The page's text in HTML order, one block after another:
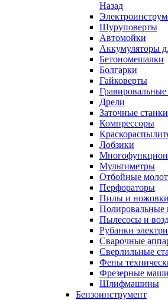
Назад
Шуруповерты
Автомойки
Аккумуляторы
Бетономешалки
Болгарки
Гайковерты
Дрели
Заточные станки
Компрессоры
Лобзики
Мультиметры
Отбойные
Перфораторы
Пилы и ножовки
Пылесосы и
Рубанки
Сварочные
Сверлильные
Фены
Фрезерные
Шлифмашины
Бензоинструмент